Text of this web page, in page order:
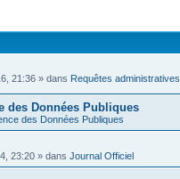
21:36 » dans Requêtes administratives
des Données Publiques
des Données Publiques
23:20 » dans Journal Officiel